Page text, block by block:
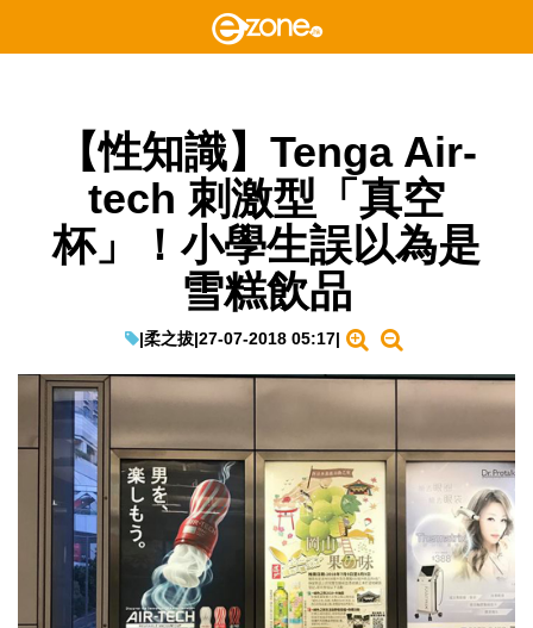
【性知識】Tenga Air-
tech 刺激型「真空
杯」！小學生誤以為是
雪糕飲品
|柔之拔|27-07-2018 05:17|